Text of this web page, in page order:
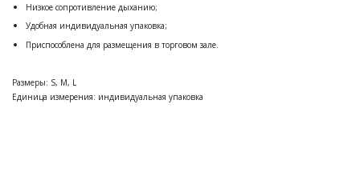
Низкое сопротивление дыханию;
Удобная индивидуальная упаковка;
Приспособлена для размещения в торговом зале.
Размеры: S, M, L
Единица измерения: индивидуальная упаковка